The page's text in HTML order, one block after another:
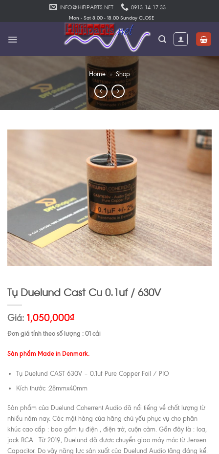
INFO@HIFIPARTS.NET 0913 14.17.33
Mon - Sat 8.00 - 18.00 Sunday CLOSE
Home » Shop
Tụ Duelund Cast Cu 0.1uf / 630V
Giá: 1,050,000₫
Đơn giá tính theo số lượng : 01 cái
Sản phẩm Made in Denmark.
Tụ Duelund CAST 630V – 0.1uf Pure Copper Foil / PIO
Kích thước :28mmx40mm
Sản phẩm của Duelund Coherrent Audio đã nổi tiếng về chất lượng từ
nhiều năm nay. Các mặt hàng của hãng chủ yếu phục vụ cho phân
khúc cao cấp : bao gồm tụ điện , điện trở, cuộn cảm. Gần đây là : loa,
jack RCA . Từ 2019, Duelund đã được chuyển giao máy móc từ Jensen
Capacitor. Do vậy năng lực sản xuất của Duelund Audio tăng đáng kể.